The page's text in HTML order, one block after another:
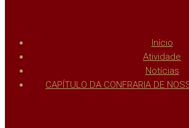
Início
Atividade
Notícias
CAPÍTULO DA CONFRARIA DE